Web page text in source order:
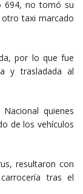
694, no tomó su
taxi marcado
por lo que fue
y trasladada al
quienes
de los vehículos
resultaron con
tras el